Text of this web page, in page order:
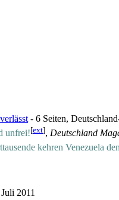
- 6 Seiten,
unfrei![ext], Deutschland
kehren Venezuela
2011